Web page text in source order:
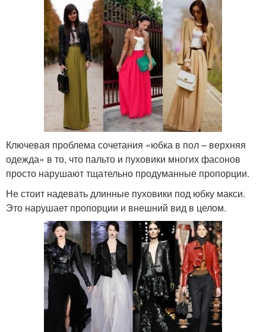
Ключевая проблема сочетания «юбка в пол – верхняя
одежда» в то, что пальто и пуховики многих фасонов
просто нарушают тщательно продуманные пропорции.
Не стоит надевать длинные пуховики под юбку макси.
Это нарушает пропорции и внешний вид в целом.